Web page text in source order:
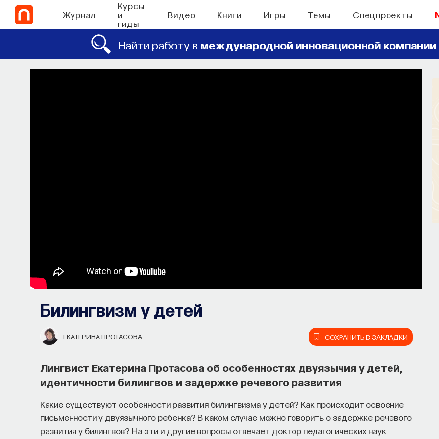
Журнал
Курсы
и
гиды
Видео Книги Игры Темы Спецпроекты
Найти работу в международной инновационной компании
Билингвизм у детей
ЕКАТЕРИНА ПРОТАСОВА СОХРАНИТЬ В ЗАКЛАДКИ
Лингвист Екатерина Протасова об особенностях двуязычия у детей,
идентичности билингвов и задержке речевого развития
Какие существуют особенности развития билингвизма у детей? Как происходит освоение
письменности у двуязычного ребенка? В каком случае можно говорить о задержке речевого
развития у билингвов? На эти и другие вопросы отвечает доктор педагогических наук
Как философия помогает составлять собственное мнение